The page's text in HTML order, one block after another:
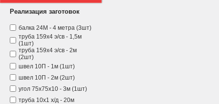
Реализация заготовок
балка 24М - 4 метра (3шт)
труба 159х4 э/св - 1,5м
(1шт)
труба 159х4 э/св - 2м
(2шт)
швел 10П - 1м (1шт)
швел 10П - 2м (2шт)
угол 75х75х10 - 3м (1шт)
труба 10х1 х/д - 20м